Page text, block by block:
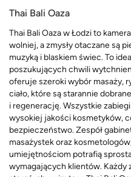
Thai Bali Oaza
Thai Bali Oaza w Łodzi to
wolniej, a zmysły otaczane są
muzyką i blaskiem świec. To
poszukujących chwili
oferuje szeroki wybór masaży,
ciało, które są starannie
i regenerację. Wszystkie
wysokiej jakości kosmetyków,
bezpieczeństwo. Zespół
masażystek oraz
umiejętnościom potrafią
wymagających klientów. Każdy